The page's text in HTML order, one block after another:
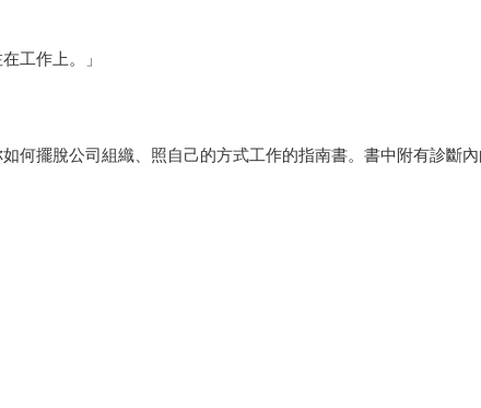
工作上。」
何擺脫公司組織、照自己的方式工作的指南書。書中附有診斷